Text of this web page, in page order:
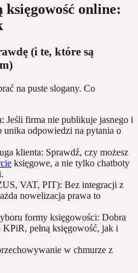
online:
(i te, które są
na puste slogany. Co
Jeśli firma nie publikuje jasnego i
unika odpowiedzi na pytania o
klienta: Sprawdź, czy możesz
księgowe, a nie tylko chatboty
VAT, PIT): Bez integracji z
nowelizacja prawa to
formy księgowości: Dobra
pełną księgowość, jak i
w chmurze z